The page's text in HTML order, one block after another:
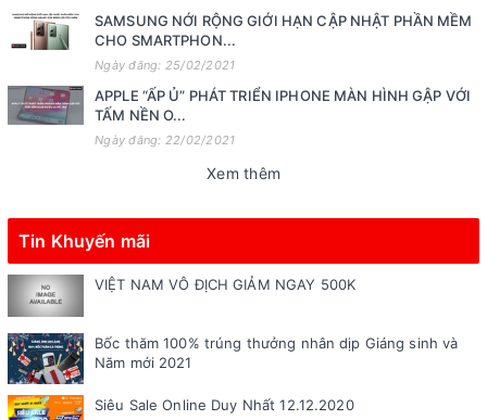
SAMSUNG NỚI RỘNG GIỚI HẠN CẬP NHẬT PHẦN MỀM
CHO SMARTPHON...
Ngày đăng: 25/02/2021
APPLE “ẤP Ủ” PHÁT TRIỂN IPHONE MÀN HÌNH GẬP VỚI
TẤM NỀN O...
Ngày đăng: 22/02/2021
Xem thêm
Tin Khuyến mãi
VIỆT NAM VÔ ĐỊCH GIẢM NGAY 500K
Bốc thăm 100% trúng thưởng nhân dịp Giáng sinh và
Năm mới 2021
Siêu Sale Online Duy Nhất 12.12.2020